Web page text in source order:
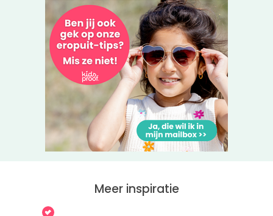
Of je nu een origineel gezinsuitje zoekt, een actief
vriendenuitje plant, iets leuks wilt doen met familie of een
kinderfeestje organiseert: bij Klimbos Harderwijk beleef je
samen een dag vol actie en onvergetelijke momenten.
Kijk voor meer informatie of een impressie van het
klimparcours op de roze websitebutton.
Tip: Even afkoelen? Veluwe aan Zeezit om de hoek met
een gezellig familie-speelstrand.
Meer inspiratie